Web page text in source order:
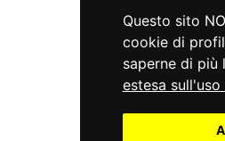
Questo sito
cookie di
saperne di più
estesa
Art.
(